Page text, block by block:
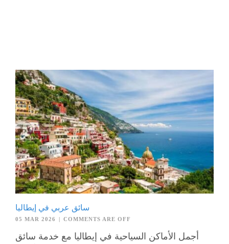
سائق عربي في إيطاليا
05 MAR 2026 | COMMENTS ARE OFF
أجمل الأماكن السياحية في إيطاليا مع خدمة سائق